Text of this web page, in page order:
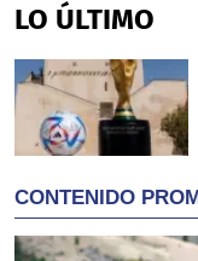
LO ÚLTIMO